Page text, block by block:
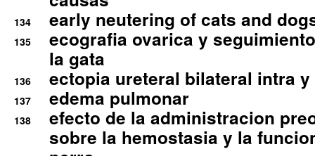
134 early neutering of cats and
135
ecografia ovarica y
la gata
136 ectopia ureteral bilateral intra
137 edema pulmonar
138
efecto de la administracion
sobre la hemostasia y la